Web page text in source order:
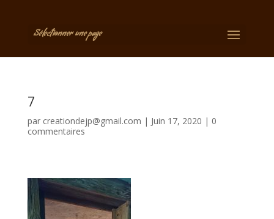
Sélectionner une page
7
par creationdejp@gmail.com | Juin 17, 2020 | 0
commentaires